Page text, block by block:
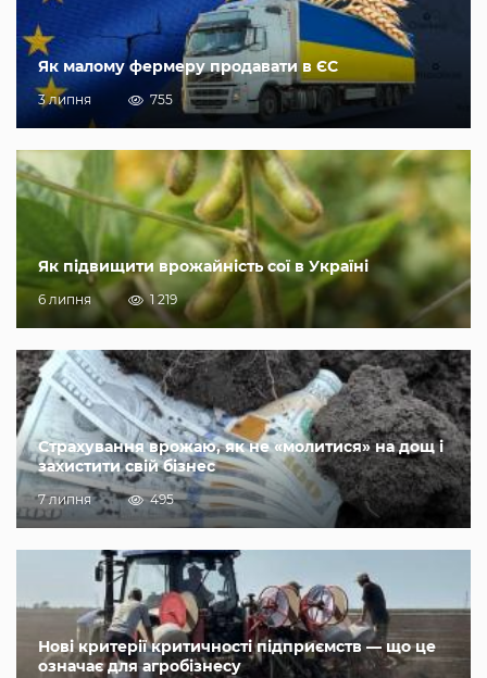
Як малому фермеру продавати в ЄС
3 липня 755
Як підвищити врожайність сої в Україні
6 липня 1 219
Страхування врожаю, як не «молитися» на дощ і
захистити свій бізнес
7 липня 495
Нові критерії критичності підприємств — що це
означає для агробізнесу